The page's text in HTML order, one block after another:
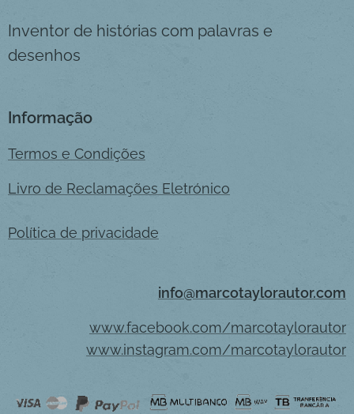
Inventor de histórias com palavras e
desenhos
Informação
Termos e Condições
Livro de Reclamações Eletrónico
Política de privacidade
info@marcotaylorautor.com
www.facebook.com/marcotaylorautor
www.instagram.com/marcotaylorautor